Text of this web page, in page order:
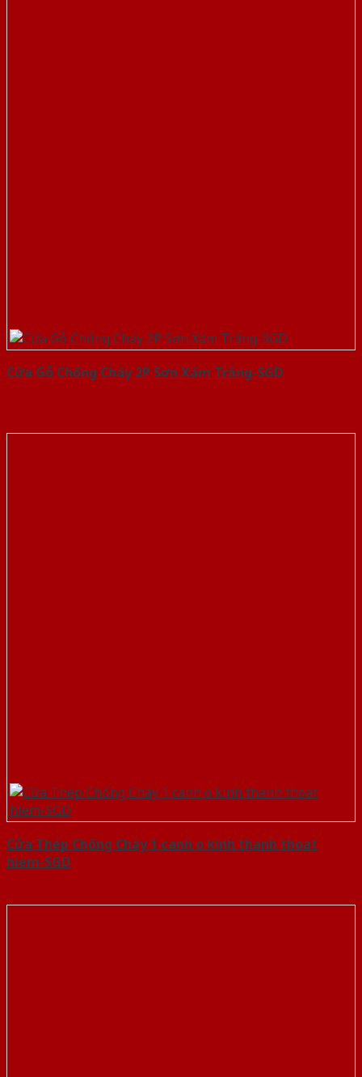
Cửa Gỗ Chống Cháy 2P Sơn Xám Trắng-SGD
Cửa Thép Chống Cháy 1 canh o kinh thanh thoat
hiem-SGD